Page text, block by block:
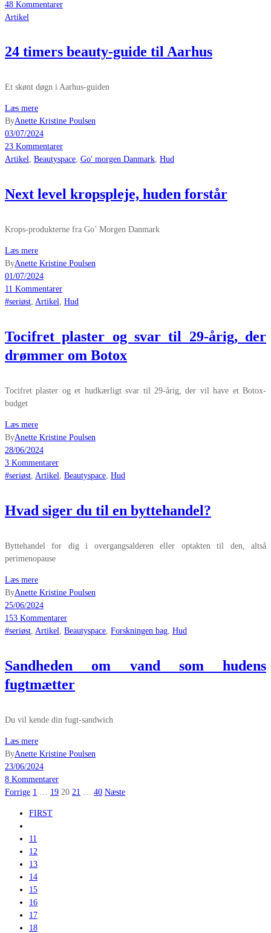
48 Kommentarer
Artikel
24 timers beauty-guide til Aarhus
Et skønt døgn i Aarhus-guiden
Læs mere
ByAnette Kristine Poulsen
03/07/2024
23 Kommentarer
Artikel, Beautyspace, Go' morgen Danmark, Hud
Next level kropspleje, huden forstår
Krops-produkterne fra Go’ Morgen Danmark
Læs mere
ByAnette Kristine Poulsen
01/07/2024
11 Kommentarer
#seriøst, Artikel, Hud
Tocifret plaster og svar til 29-årig, der
drømmer om Botox
Tocifret plaster og et hudkærligt svar til 29-årig, der vil have et Botox-
budget
Læs mere
ByAnette Kristine Poulsen
28/06/2024
3 Kommentarer
#seriøst Artikel Beautyspace Hud
Hvad siger du til en byttehandel?
Byttehandel for dig i overgangsalderen eller optakten til den, altså
perimenopause
Læs mere
ByAnette Kristine Poulsen
25/06/2024
153 Kommentarer
#seriøst Artikel Beautyspace Forskningen bag Hud
Sandheden om vand som hudens
fugtmætter
Du vil kende din fugt-sandwich
Læs mere
ByAnette Kristine Poulsen
23/06/2024
8 Kommentarer
Indlægsinddeling
Forrige 1 19 20 21 40 Næste
FIRST
11
12
13
14
15
16
17
18